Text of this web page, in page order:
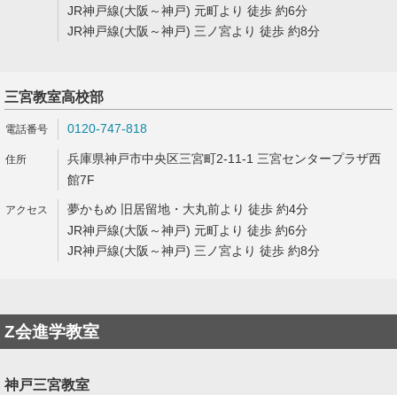
JR神戸線(大阪～神戸) 元町より 徒歩 約6分
JR神戸線(大阪～神戸) 三ノ宮より 徒歩 約8分
三宮教室高校部
0120-747-818
兵庫県神戸市中央区三宮町2-11-1 三宮センタープラザ西
館7F
夢かもめ 旧居留地・大丸前より 徒歩 約4分
JR神戸線(大阪～神戸) 元町より 徒歩 約6分
JR神戸線(大阪～神戸) 三ノ宮より 徒歩 約8分
Z会進学教室
神戸三宮教室